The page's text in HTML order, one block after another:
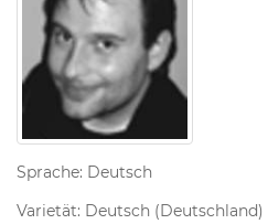
Sprache: Deutsch
Varietät: Deutsch (Deutschland)